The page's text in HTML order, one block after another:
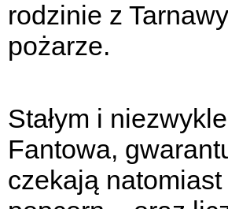
rodzinie z
pożarze.
Stałym i
Fantowa,
czekają